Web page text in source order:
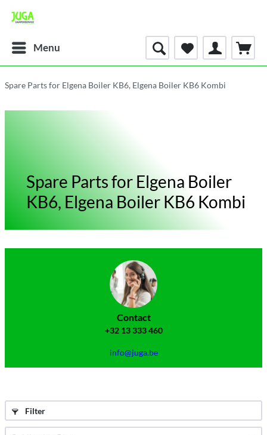
Menu
Spare Parts for Elgena Boiler KB6, Elgena Boiler KB6 Kombi
Spare Parts for Elgena Boiler
KB6, Elgena Boiler KB6 Kombi
Contact
+32 13 333 460
info@juga.be
Filter